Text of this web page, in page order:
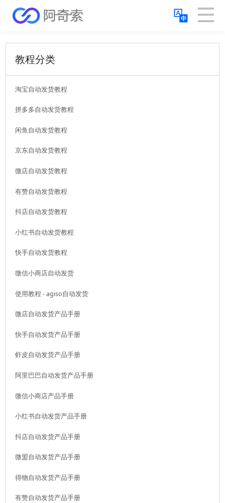
教程分类
淘宝自动发货教程
拼多多自动发货教程
闲鱼自动发货教程
京东自动发货教程
微店自动发货教程
有赞自动发货教程
抖店自动发货教程
小红书自动发货教程
快手自动发货教程
微信小商店自动发货
使用教程 - agiso自动发货
微店自动发货产品手册
快手自动发货产品手册
虾皮自动发货产品手册
阿里巴巴自动发货产品手册
微信小商店产品手册
小红书自动发货产品手册
抖店自动发货产品手册
微盟自动发货产品手册
得物自动发货产品手册
有赞自动发货产品手册